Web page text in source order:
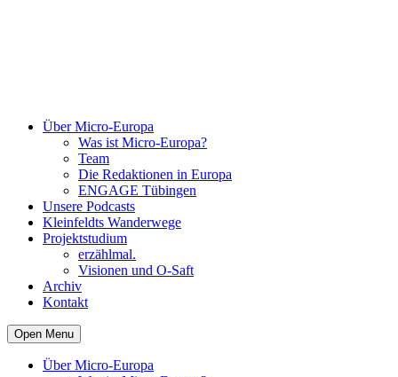
Über Micro-Europa
Was ist Micro-Europa?
Team
Die Redaktionen in Europa
ENGAGE Tübingen
Unsere Podcasts
Kleinfeldts Wanderwege
Projektstudium
erzählmal.
Visionen und O-Saft
Archiv
Kontakt
Open Menu
Über Micro-Europa